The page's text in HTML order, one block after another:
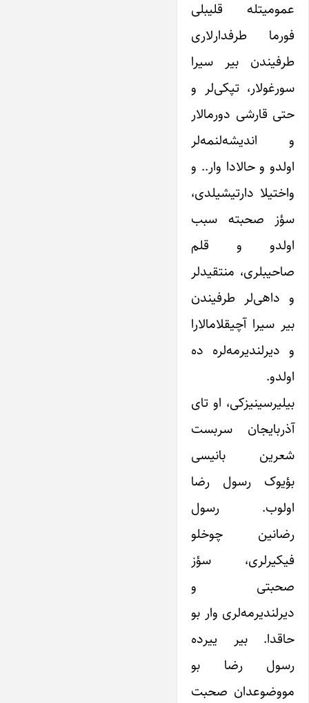
عمومیتله قلیبلی
فورما طرفدارلاری
طرفیندن بیر سیرا
سورغولار، تپکی‌لر و
حتی قارشی دورمالار
و اندیشه‌لنمه‌لر
اولدو و حالادا وار.. و
واختیلا دارتیشیلدی،
سؤز صحبته سبب
اولدو و قلم
صاحیبلری، منتقیدلر
و داهی‌لر طرفیندن
بیر سیرا آچیقلامالارا
و دیرلندیرمه‌لره ده
اولدو.
بیلیرسینیزکی، او تای
آذربایجان سربست
شعرین بانیسی
بؤیوک رسول رضا
اولوب. رسول
رضانین چوخلو
فیکیرلری، سؤز
صحبتی و
دیرلندیرمه‌لری وار بو
حاقدا. بیر ییرده
رسول رضا بو
مووضوعدان صحبت